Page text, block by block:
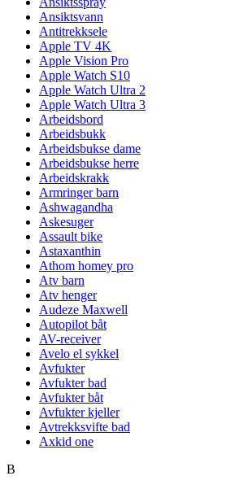
Ansiktsvann
Antitrekksele
Apple TV 4K
Apple Vision Pro
Apple Watch S10
Apple Watch Ultra 2
Apple Watch Ultra 3
Arbeidsbord
Arbeidsbukk
Arbeidsbukse dame
Arbeidsbukse herre
Arbeidskrakk
Armringer barn
Ashwagandha
Askesuger
Assault bike
Astaxanthin
Athom homey pro
Atv barn
Atv henger
Audeze Maxwell
Autopilot båt
AV-receiver
Avelo el sykkel
Avfukter
Avfukter bad
Avfukter båt
Avfukter kjeller
Avtrekksvifte bad
Axkid one
B